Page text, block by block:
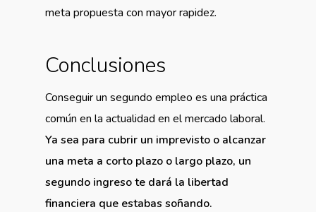
meta propuesta con mayor rapidez.
Conclusiones
Conseguir un segundo empleo es una práctica
común en la actualidad en el mercado laboral.
Ya sea para cubrir un imprevisto o alcanzar
una meta a corto plazo o largo plazo, un
segundo ingreso te dará la libertad
financiera que estabas soñando.